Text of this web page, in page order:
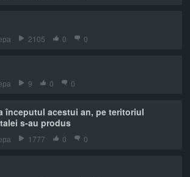
2105 0 0
9 0 0
începutul acestui an, pe teritoriul
s-au produs
1777 0 0